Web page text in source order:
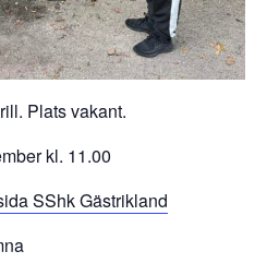
Plats vakant.
kl. 11.00
SShk Gästrikland